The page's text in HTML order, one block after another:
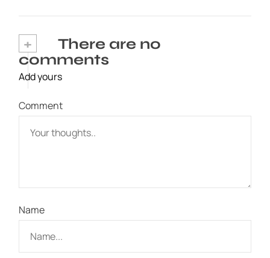
+
There are no
comments
Add yours
Comment
Name